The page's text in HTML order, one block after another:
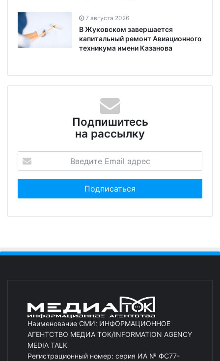
7 августа 2026
В Жуковском завершается
капитальный ремонт Авиационного
техникума имени Казанова
Подпишитесь
на рассылку
Наименование СМИ: ИНФОРМАЦИОННОЕ
АГЕНТСТВО МЕДИА ТОК/INFORMATION AGENCY
MEDIA TALK
Регистрационный номер: серия ИА № ФС77-